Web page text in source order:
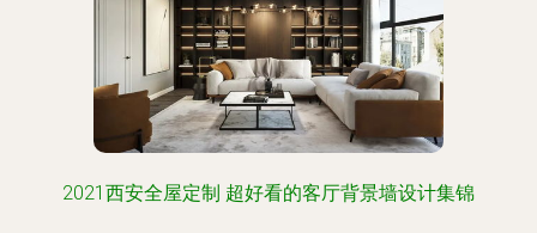
2021西安全屋定制 超好看的客厅背景墙设计集锦